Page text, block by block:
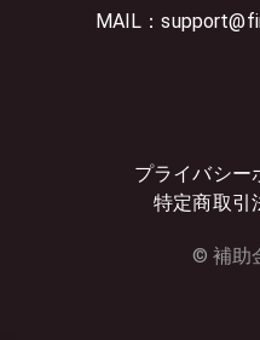
MAIL：
プライバシー
特定商取引
© 補助